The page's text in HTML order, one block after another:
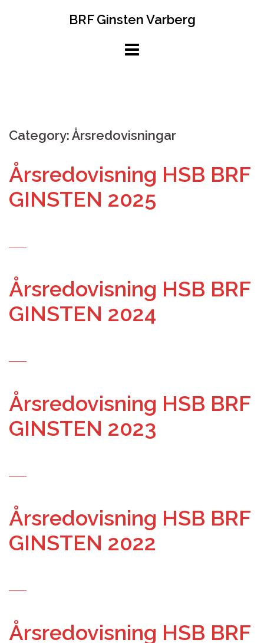
BRF Ginsten Varberg
Category:Årsredovisningar
Årsredovisning HSB BRF
GINSTEN 2025
Årsredovisning HSB BRF
GINSTEN 2024
Årsredovisning HSB BRF
GINSTEN 2023
Årsredovisning HSB BRF
GINSTEN 2022
Årsredovisning HSB BRF